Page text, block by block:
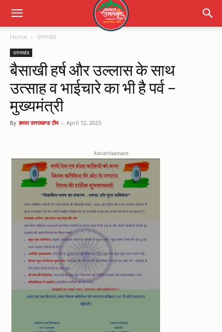
Home उत्तराखंड
उत्तराखंड
बैसाखी हर्ष और उल्लास के साथ
उत्साह व भाईचारे का भी है पर्व –
मुख्यमंत्री
By हमारा उत्तराखण्ड टीम - April 12, 2025
Advertisement